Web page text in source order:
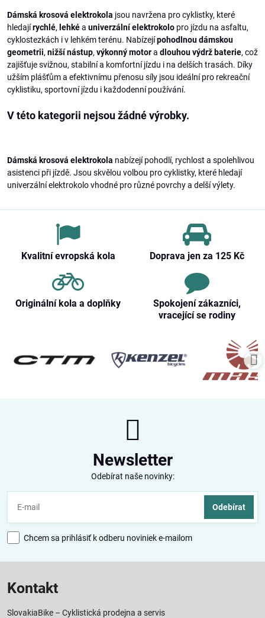
Dámská krosová elektrokola jsou navržena pro cyklistky, které
hledajírychlé, lehkéa univerzální elektrokolo pro jízdu na asfaltu,
cyklostezkách i v lehkém terénu. Nabízejípohodlnou dámskou
geometrii, nižší nástup, výkonný motora dlouhou výdrž baterie, což
zajišťuje svižnou, stabilní a komfortní jízdu i na delších trasách. Díky
užším plášťům a efektivnímu přenosu síly jsou ideální pro rekreační
cyklistiku, sportovní jízdu i každodenní používání.
Dámská krosová elektrokola nabízejí pohodlí, rychlost a spolehlivou
asistenci při jízdě. Jsou skvělou volbou pro cyklistky, které hledají
univerzální elektrokolo vhodné pro různé povrchy a delší výlety.
Kvalitní evropská kola Doprava jen za 125 Kč
Originální kola a doplňky
Spokojení zákazníci,
vracející se rodiny
Newsletter
Odebírat naše novinky:
Odebírat
Chcem sa prihlásiť k odberu noviniek e-mailom
Kontakt
SlovakiaBike – Cyklistická prodejna a servis